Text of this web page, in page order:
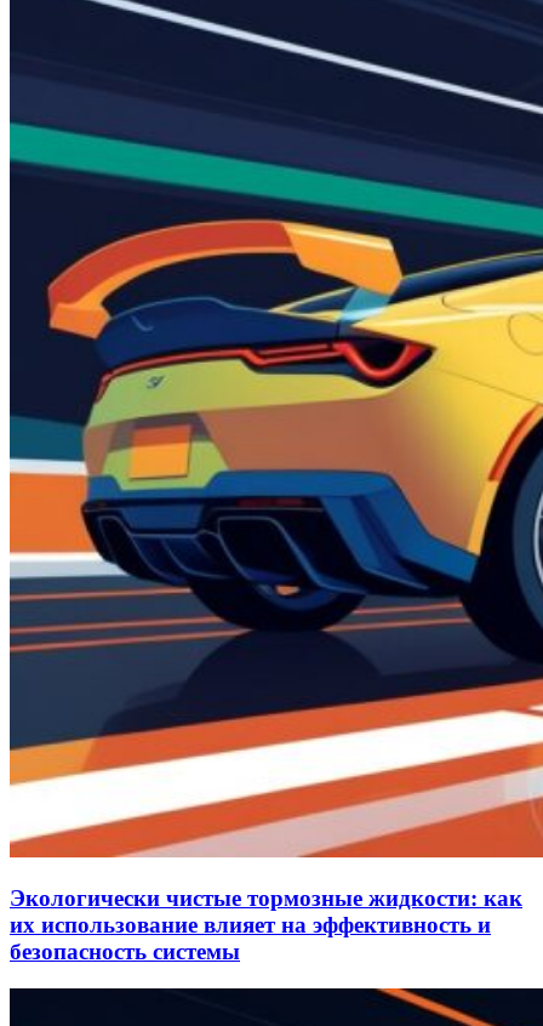
Экологически чистые тормозные жидкости: как
их использование влияет на эффективность и
безопасность системы